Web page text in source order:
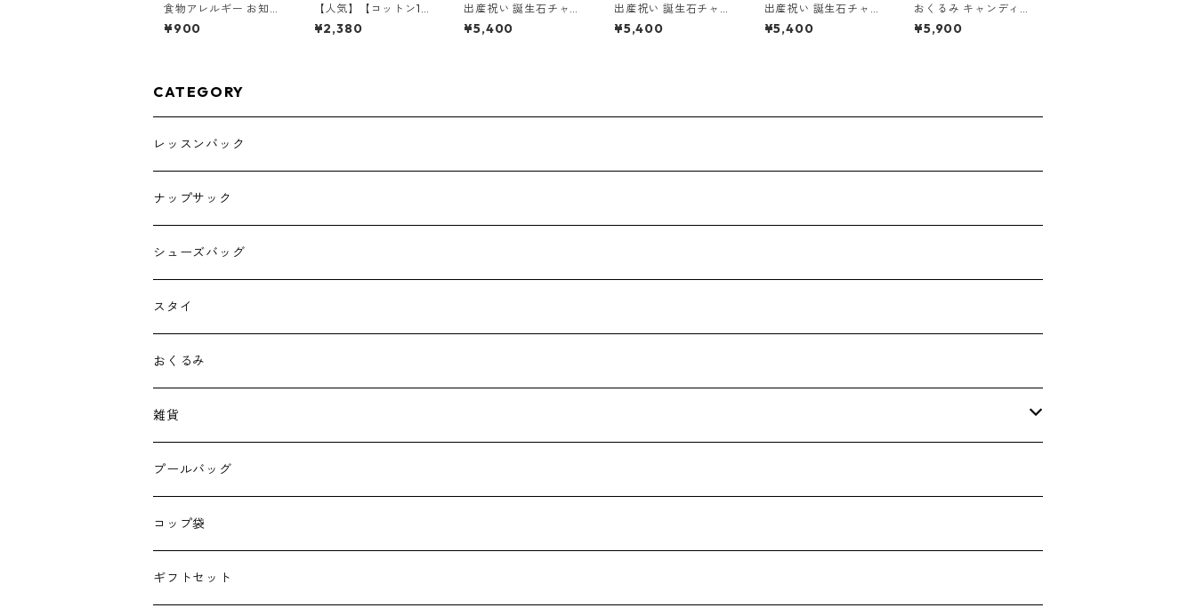
食物アレルギー お知ら
せキーホルダー えび 8
5-00001-1
¥900
【人気】【コットン10
0％】 花びらスタイ ダ
ーク／アイボリー
¥2,380
出産祝い 誕生石チャー
ム付き 花びらスタイ
ダーク×アイボリー
¥5,400
出産祝い 誕生石チャー
ム付き 花びらスタイ
花柄ブルー×くすみブ
¥5,400
出産祝い 誕生石チャー
ム付き 花びらスタイ
くすみブルー×マスタ
¥5,400
おくるみ キャンディ
アイボリー
¥5,900
CATEGORY
レッスンバック
ナップサック
シューズバッグ
スタイ
おくるみ
雑貨
エコバッグ
巾着
授乳クッション
プールバッグ
コップ袋
ギフトセット